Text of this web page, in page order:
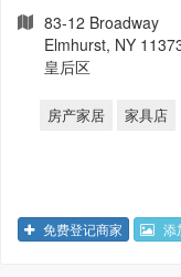
83-12 Broadway
Elmhurst, NY
皇后区
房产家居 家具店
免费登记商家 添